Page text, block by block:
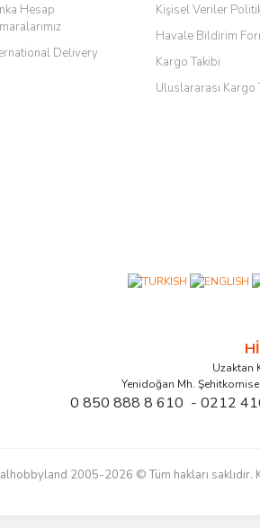
Hesap
Delivery
Kişisel Veriler
Havale Bildirim
Kargo Takibi
Uluslararası Kargo
Uzaktan
Yenidoğan Mh.
0 850 888 8 610 - 0212
2005-2026 © Tüm hakları saklıdır.